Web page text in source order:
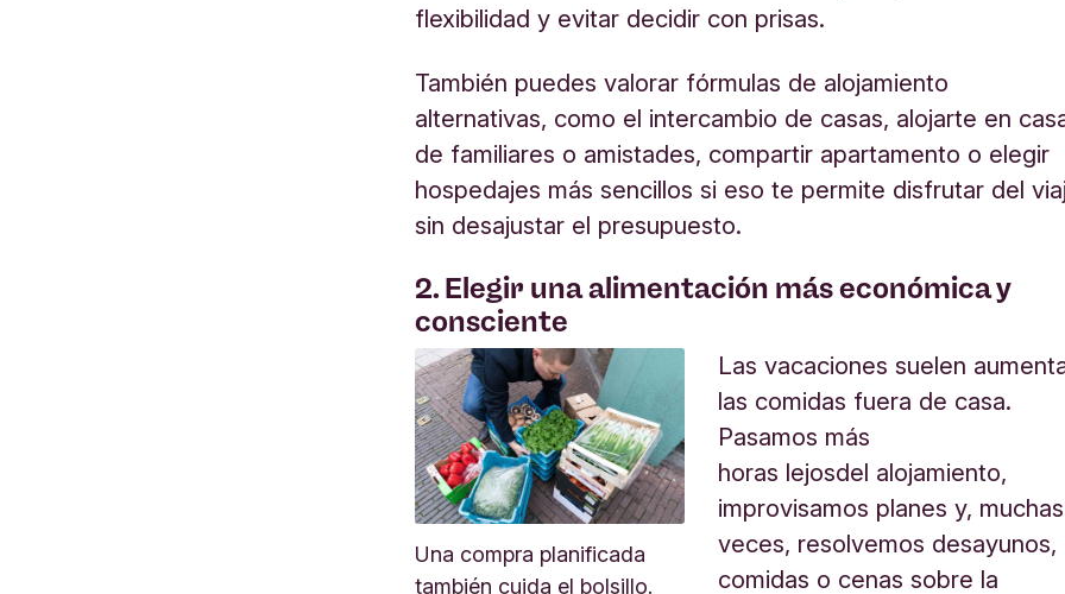
flexibilidad y evitar decidir con prisas.
También puedes valorar fórmulas de alojamiento
alternativas, como el intercambio de casas, alojarte en
de familiares o amistades, compartir apartamento o elegir
hospedajes más sencillos si eso te permite disfrutar del
sin desajustar el presupuesto.
2. Elegir una alimentación más económica y
consciente
Una compra planificada
también cuida el bolsillo.
Las vacaciones suelen
las comidas fuera de casa.
Pasamos más
horas lejosdel alojamiento,
improvisamos planes y, muchas
veces, resolvemos desayunos,
comidas o cenas sobre la